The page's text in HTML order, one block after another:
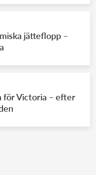
jätteflopp –
för Victoria – efter